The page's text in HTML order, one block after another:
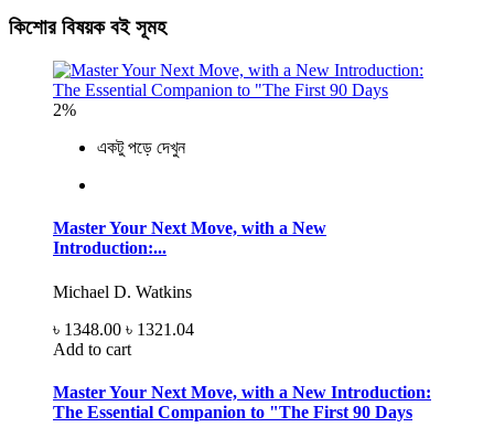
কিশোর বিষয়ক বই সূমহ
2%
একটু পড়ে দেখুন
Master Your Next Move, with a New
Introduction:...
Michael D. Watkins
৳ 1348.00 ৳ 1321.04
Add to cart
Master Your Next Move, with a New Introduction:
The Essential Companion to "The First 90 Days